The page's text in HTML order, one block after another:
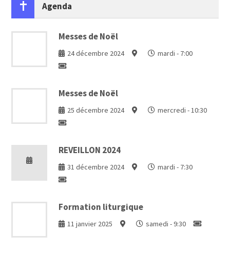
Agenda
Messes de Noël
24 décembre 2024 mardi - 7:00
Messes de Noël
25 décembre 2024 mercredi - 10:30
REVEILLON 2024
31 décembre 2024 mardi - 7:30
Formation liturgique
11 janvier 2025 samedi - 9:30